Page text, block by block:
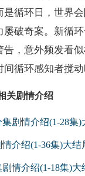
是循环日，世界
屡破奇案。新循
告，意外频发看
间循环感知者搅
关剧情介绍
剧情介绍(1-28集)
介绍(1-36集)大结
情介绍(1-18集)大